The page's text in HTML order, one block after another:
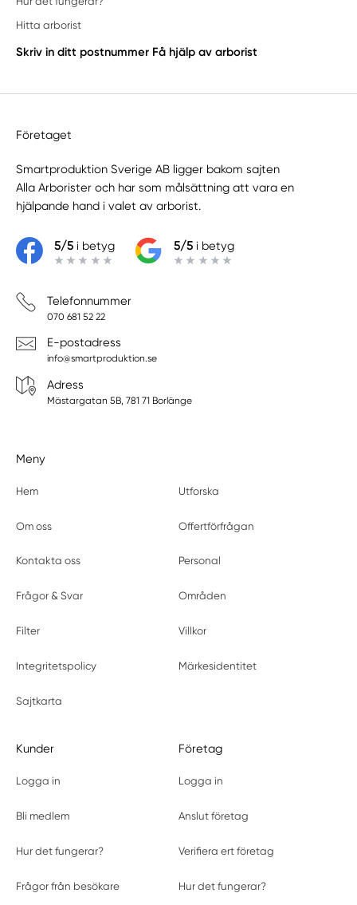
Hitta arborist
Skriv in ditt postnummer Få hjälp av arborist
Företaget
Smartproduktion Sverige AB ligger bakom sajten
Alla Arborister och har som målsättning att vara en
hjälpande hand i valet av arborist.
5/5i betyg 5/5i betyg
Telefonnummer
070 681 52 22
E-postadress
info@smartproduktion.se
Adress
Mästargatan 5B, 781 71 Borlänge
Meny
Hem Utforska
Om oss Offertförfrågan
Kontakta oss Personal
Frågor & Svar Områden
Filter Villkor
Integritetspolicy Märkesidentitet
Sajtkarta
Kunder
Logga in
Bli medlem
Hur det fungerar?
Frågor från besökare
Företag
Logga in
Anslut företag
Verifiera ert företag
Hur det fungerar?